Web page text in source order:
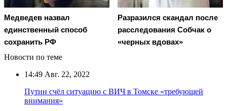
Медведев назвал
единственный способ
сохранить РФ
Разразился скандал после
расследования Собчак о
«черных вдовах»
Новости по теме
14:49 Авг. 22, 2022
Путин счёл ситуацию с ВИЧ в Томске «требующей
внимания»